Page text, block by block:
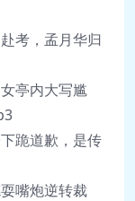
考，孟月华归
亭内大写尴
跪道歉，是传
嘴炮逆转裁